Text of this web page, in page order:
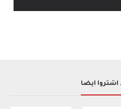
اشتروا أيضاً